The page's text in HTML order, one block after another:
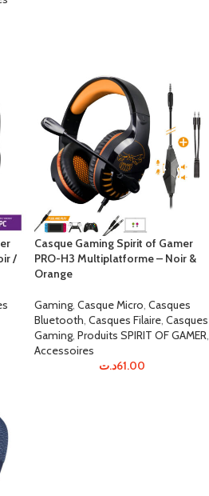
/
Casque Gaming Spirit of Gamer
PRO-H3 Multiplatforme – Noir &
Orange
Gaming, Casque Micro, Casques
Bluetooth, Casques Filaire, Casques
Gaming, Produits SPIRIT OF GAMER,
Accessoires
61.00د.ت